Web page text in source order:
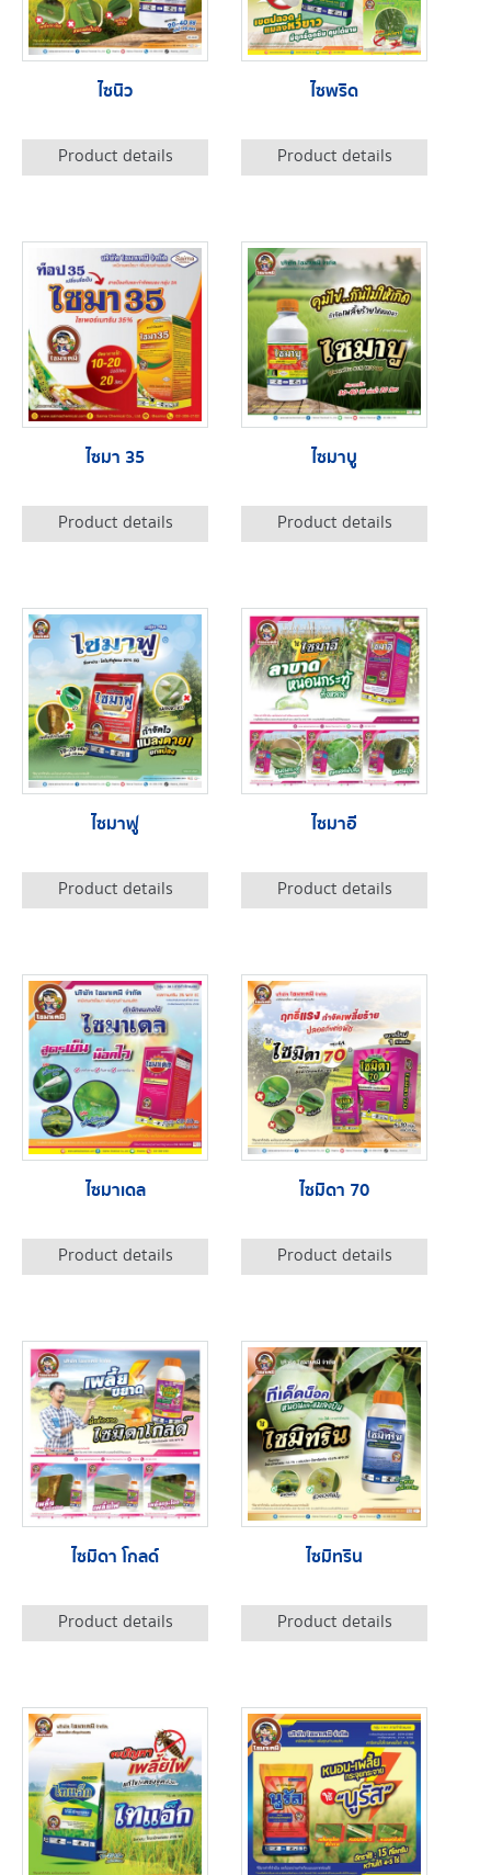
ไซนิว
Product details
ไซพริด
Product details
ไซมา 35
Product details
ไซมาบู
Product details
ไซมาฟู
Product details
ไซมาอี
Product details
ไซมาเดล
Product details
ไซมิดา 70
Product details
ไซมิดา โกลด์
Product details
ไซมิทริน
Product details